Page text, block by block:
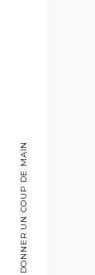
DONNER UN COUP DE MAIN